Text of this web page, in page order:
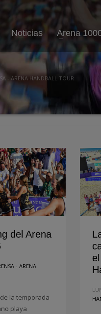
Noticias Arena
- ARENA HANDBALL TOUR
del Arena
- ARENA
la temporada
playa